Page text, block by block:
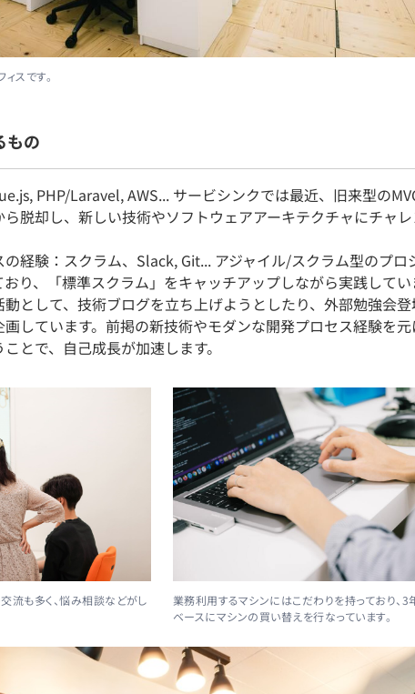
スです。
もの
PHP/Laravel, AWS... サービシンクでは最近、旧来型の
脱却し、新しい技術やソフトウェアアーキテクチャにチャ
経験：スクラム、Slack, Git... アジャイル/スクラム型のプロ
り、「標準スクラム」をキャッチアップしながら実践してい
として、技術ブログを立ち上げようとしたり、外部勉強会登
画しています。前掲の新技術やモダンな開発プロセス経験を
とで、自己成長が加速します。
流も多く、悩み相談などがし
業務利用するマシンにはこだわりを持っており、3
ベースにマシンの買い替えを行なっています。